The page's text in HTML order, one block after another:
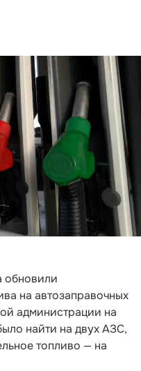
обновили
на автозаправочных
администрации на
найти на двух АЗС,
топливо — на